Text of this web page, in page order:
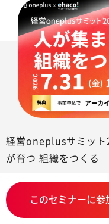
経営oneplusサミット
が育つ 組織をつくる
このセミナーに参